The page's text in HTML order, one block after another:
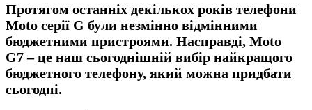
Протягом останніх декількох років телефони
Moto серії G були незмінно відмінними
бюджетними пристроями. Насправді, Moto
G7 – це наш сьогоднішній вибір найкращого
бюджетного телефону, який можна придбати
сьогодні.